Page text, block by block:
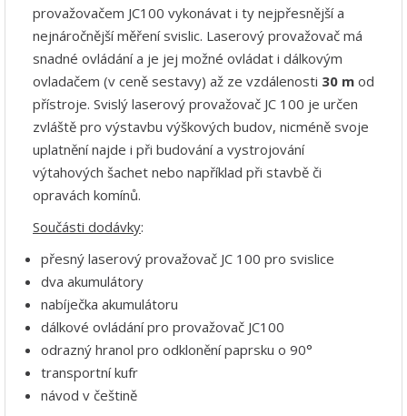
provažovačem JC100 vykonávat i ty nejpřesnější a
nejnáročnější měření svislic. Laserový provažovač má
snadné ovládání a je jej možné ovládat i dálkovým
ovladačem (v ceně sestavy) až ze vzdálenosti 30 m od
přístroje. Svislý laserový provažovač JC 100 je určen
zvláště pro výstavbu výškových budov, nicméně svoje
uplatnění najde i při budování a vystrojování
výtahových šachet nebo například při stavbě či
opravách komínů.
Součásti dodávky:
přesný laserový provažovač JC 100 pro svislice
dva akumulátory
nabíječka akumulátoru
dálkové ovládání pro provažovač JC100
odrazný hranol pro odklonění paprsku o 90°
transportní kufr
návod v češtině